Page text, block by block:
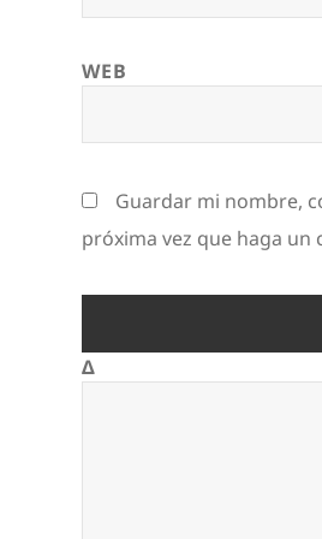
WEB
Guardar mi nombre,
próxima vez que haga un
Δ